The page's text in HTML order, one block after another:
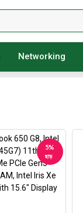
Networking
5%
ছাড়